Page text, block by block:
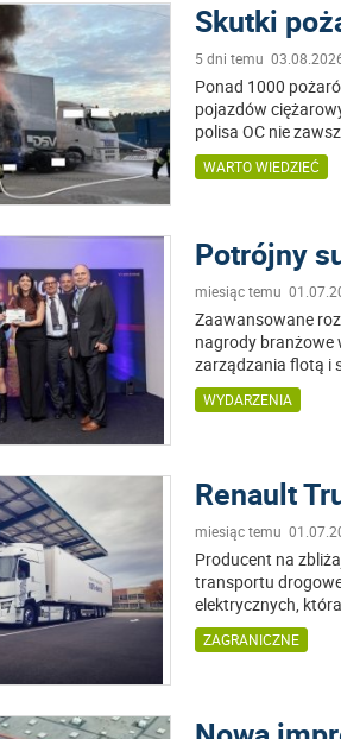
Skutki
5 dni temu
Ponad 1000
pojazdów
polisa OC nie
WARTO WIEDZIEĆ
Potrójny
miesiąc temu
Zaawansowane
nagrody branżowe
zarządzania flotą i
WYDARZENIA
Renault
miesiąc temu
Producent na
transportu
elektrycznych,
ZAGRANICZNE